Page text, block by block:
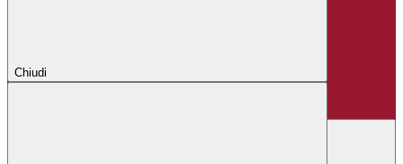
Chiudi